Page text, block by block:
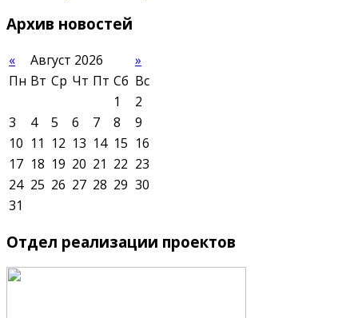
Архив новостей
« Август 2026
»
Пн Вт Ср Чт Пт Сб Вс
1
2
3
4 5 6 7 8
9
10 11 12 13 14 15 16
17 18 19 20 21 22 23
24 25 26 27 28 29 30
31
Отдел реализации проектов